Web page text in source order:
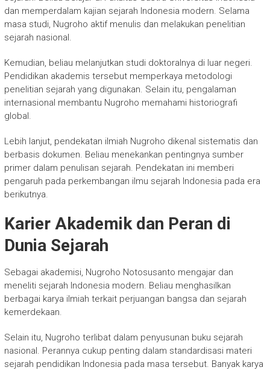
dan memperdalam kajian sejarah Indonesia modern. Selama
masa studi, Nugroho aktif menulis dan melakukan penelitian
sejarah nasional.
Kemudian, beliau melanjutkan studi doktoralnya di luar negeri.
Pendidikan akademis tersebut memperkaya metodologi
penelitian sejarah yang digunakan. Selain itu, pengalaman
internasional membantu Nugroho memahami historiografi
global.
Lebih lanjut, pendekatan ilmiah Nugroho dikenal sistematis dan
berbasis dokumen. Beliau menekankan pentingnya sumber
primer dalam penulisan sejarah. Pendekatan ini memberi
pengaruh pada perkembangan ilmu sejarah Indonesia pada era
berikutnya.
Karier Akademik dan Peran di
Dunia Sejarah
Sebagai akademisi, Nugroho Notosusanto mengajar dan
meneliti sejarah Indonesia modern. Beliau menghasilkan
berbagai karya ilmiah terkait perjuangan bangsa dan sejarah
kemerdekaan.
Selain itu, Nugroho terlibat dalam penyusunan buku sejarah
nasional. Perannya cukup penting dalam standardisasi materi
sejarah pendidikan Indonesia pada masa tersebut. Banyak karya